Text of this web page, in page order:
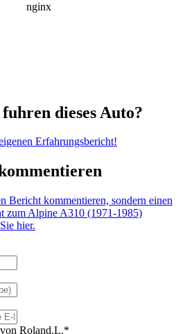
dieses Auto?
Erfahrungsbericht!
Bericht kommentieren, sondern einen
zum Alpine A310 (1971-1985)
hier.
Roland.L.*